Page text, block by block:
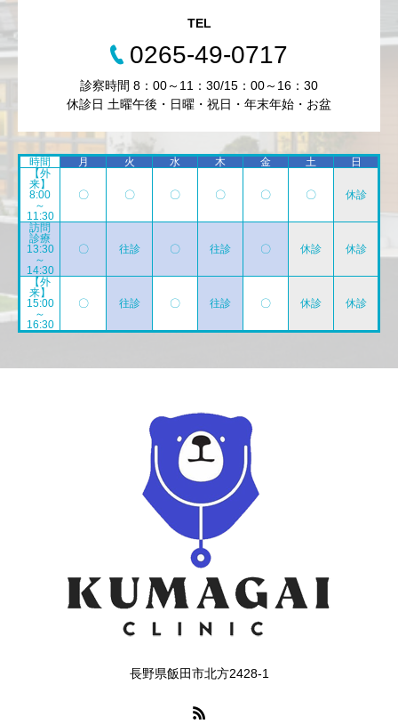
TEL
0265-49-0717
診察時間 8：00～11：30/15：00～16：30
休診日 土曜午後・日曜・祝日・年末年始・お盆
時間 月 火 水 木 金 土
日
【外
来】
8:00
～
11:30
〇 〇 〇 〇 〇 〇 休診
訪問
診療
13:30
～
14:30
〇 往診 〇 往診 〇 休診 休診
【外
来】
15:00
～
16:30
〇 往診 〇 往診 〇 休診 休診
長野県飯田市北方2428-1